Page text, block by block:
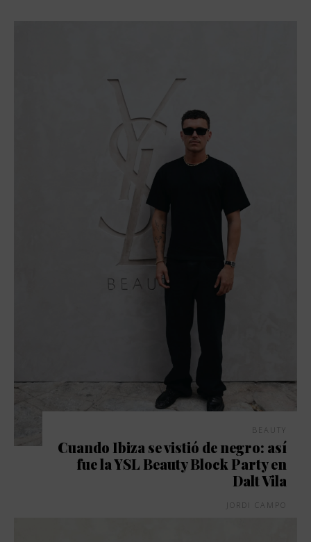
BEAUTY
Cuando Ibiza se vistió de negro: así
fue la YSL Beauty Block Party en
Dalt Vila
JORDI CAMPO